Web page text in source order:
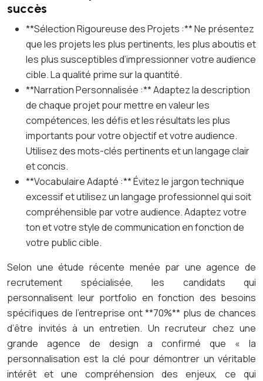
succès
**Sélection Rigoureuse des Projets :** Ne présentez
que les projets les plus pertinents, les plus aboutis et
les plus susceptibles d’impressionner votre audience
cible. La qualité prime sur la quantité.
**Narration Personnalisée :** Adaptez la description
de chaque projet pour mettre en valeur les
compétences, les défis et les résultats les plus
importants pour votre objectif et votre audience.
Utilisez des mots-clés pertinents et un langage clair
et concis.
**Vocabulaire Adapté :** Évitez le jargon technique
excessif et utilisez un langage professionnel qui soit
compréhensible par votre audience. Adaptez votre
ton et votre style de communication en fonction de
votre public cible.
Selon une étude récente menée par une agence de
recrutement spécialisée, les candidats qui
personnalisent leur portfolio en fonction des besoins
spécifiques de l’entreprise ont **70%** plus de chances
d’être invités à un entretien. Un recruteur chez une
grande agence de design a confirmé que « la
personnalisation est la clé pour démontrer un véritable
intérêt et une compréhension des enjeux, ce qui